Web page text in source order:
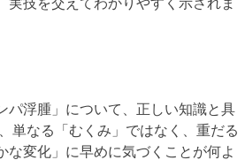
パ浮腫」について、正しい知識と具
単なる「むくみ」ではなく、重だる
な変化」に早めに気づくことが何よ